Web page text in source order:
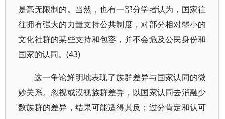
是毫无限制的。当然，也有一部分学者认为，国家往
往拥有强大的力量支持公共制度，对部分相对弱小的
文化社群的某些支持和包容，并不会危及公民身份和
国家的认同。(43)
这一争论鲜明地表现了族群差异与国家认同的微
妙关系。忽视或漠视族群差异，以国家认同去消融少
数族群的差异，结果可能适得其反；过分肯定和认可